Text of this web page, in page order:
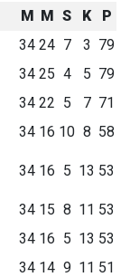
M M S K
P
34 24 7 3 79
34 25 4 5 79
34 22 5 7 71
34 16 10 8 58
34 16 5 13 53
34 15 8 11 53
34 16 5 13 53
34 14 9 11 51